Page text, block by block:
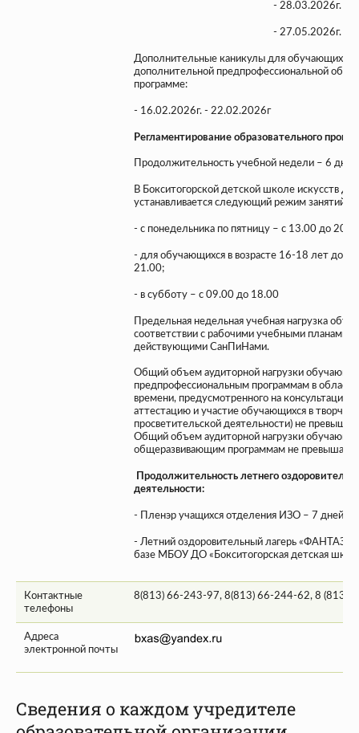
- 28.03.2026г. –
- 27.05.2026г. –
Дополнительные каникулы для обучающихся
дополнительной предпрофессиональной
программе:
- 16.02.2026г. - 22.02.2026г
Регламентирование образовательного
Продолжительность учебной недели – 6 дней.
В Бокситогорской детской школе искусств
устанавливается следующий режим занятий:
- с понедельника по пятницу – с 13.00 до
- для обучающихся в возрасте 16-18 лет
21.00;
- в субботу – с 09.00 до 18.00
Предельная недельная учебная нагрузка
соответствии с рабочими учебными планами
действующими СанПиНами.
Общий объем аудиторной нагрузки
предпрофессиональным программам в области
времени, предусмотренного на
аттестацию и участие обучающихся в
просветительской деятельности) не
Общий объем аудиторной нагрузки
общеразвивающим программам не превышает
Продолжительность летнего
деятельности:
- Пленэр учащихся отделения ИЗО – 7 дней;
- Летний оздоровительный лагерь
базе МБОУ ДО «Бокситогорская детская
Контактные
телефоны
8(813) 66-243-97, 8(813) 66-244-62, 8 (813)
Адреса
электронной почты
Сведения о каждом учредителе